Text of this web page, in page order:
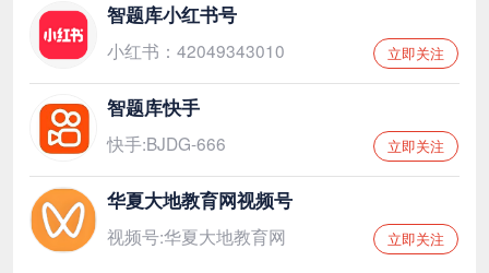
智题库小红书号
小红书：42049343010 立即关注
智题库快手
快手:BJDG-666 立即关注
华夏大地教育网视频号
视频号:华夏大地教育网 立即关注